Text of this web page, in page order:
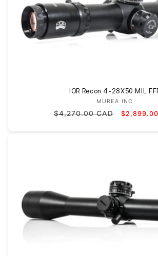
IOR Recon 4-28X50 MIL
MUREA INC
Prix
$4,270.00 CAD
Prix
$2,899.00